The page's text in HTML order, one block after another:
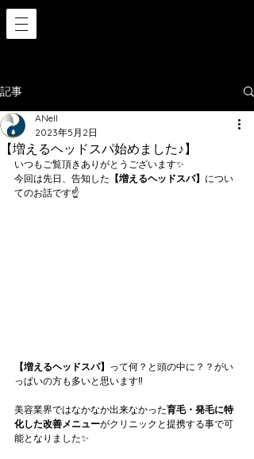
記事
【増えるヘッドスパ始めました♪】
ANell
2023年5月2日
いつもご覧頂きありがとうございます✨
今回は先日、告知した 【増えるヘッドスパ】 につい
てのお話です☝️
【増えるヘッドスパ】 って何？と頭の中に？？がい
っぱいの方も多いと思います‼️
美容業界ではなかなか出来なかった育毛・発毛に特
化した改善メニューがクリニックと提携する事で可
能となりました✨